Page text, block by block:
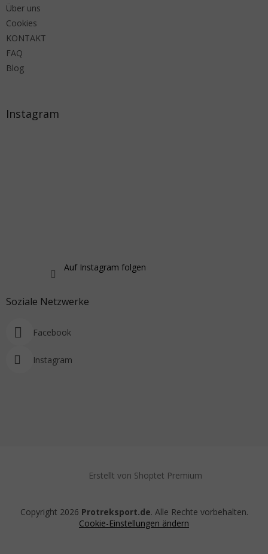
Über uns
Cookies
KONTAKT
FAQ
Blog
Instagram
Auf Instagram folgen
Soziale Netzwerke
Facebook
Instagram
Erstellt von Shoptet Premium
Copyright 2026 Protreksport.de. Alle Rechte vorbehalten.
Cookie-Einstellungen ändern